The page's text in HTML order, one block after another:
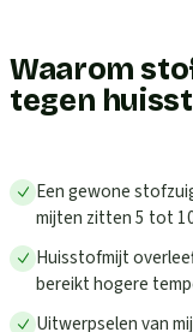
Waarom
tegen
Een gewone
mijten zitten 5 tot
Huisstofmijt
bereikt hogere
Uitwerpselen van